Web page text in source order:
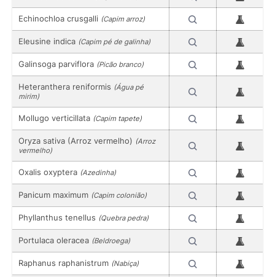
Echinochloa crusgalli (Capim arroz)
Eleusine indica (Capim pé de galinha)
Galinsoga parviflora (Picão branco)
Heteranthera reniformis (Água pé
mirim)
Mollugo verticillata (Capim tapete)
Oryza sativa (Arroz vermelho) (Arroz
vermelho)
Oxalis oxyptera (Azedinha)
Panicum maximum (Capim colonião)
Phyllanthus tenellus (Quebra pedra)
Portulaca oleracea (Beldroega)
Raphanus raphanistrum (Nabiça)